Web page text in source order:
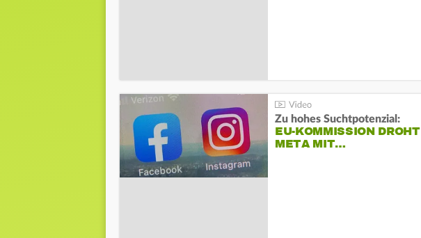
Zu hohes Suchtpotenzial:
EU-KOMMISSION DROHT
META MIT…